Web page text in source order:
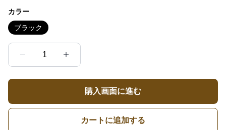
カラー
ブラック
1
購入画面に進む
カートに追加する